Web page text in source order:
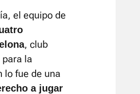
el equipo de
, club
la
lo fue de una
a jugar